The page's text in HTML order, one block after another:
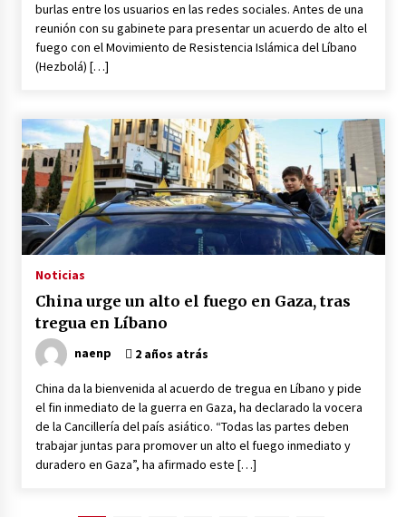
burlas entre los usuarios en las redes sociales. Antes de una
reunión con su gabinete para presentar un acuerdo de alto el
fuego con el Movimiento de Resistencia Islámica del Líbano
(Hezbolá) […]
Noticias
China urge un alto el fuego en Gaza, tras
tregua en Líbano
naenp 2 años atrás
China da la bienvenida al acuerdo de tregua en Líbano y pide
el fin inmediato de la guerra en Gaza, ha declarado la vocera
de la Cancillería del país asiático. “Todas las partes deben
trabajar juntas para promover un alto el fuego inmediato y
duradero en Gaza”, ha afirmado este […]